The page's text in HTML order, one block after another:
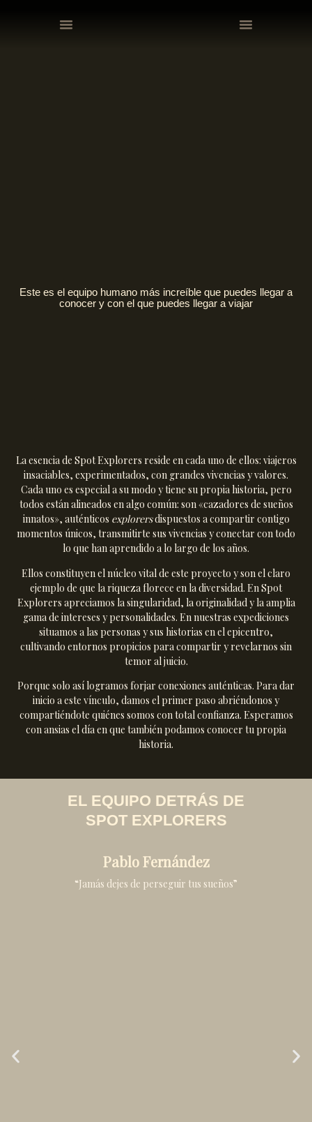
Este es el equipo humano más increíble que puedes llegar a
conocer y con el que puedes llegar a viajar
La esencia de Spot Explorers reside en cada uno de ellos: viajeros
insaciables, experimentados, con grandes vivencias y valores.
Cada uno es especial a su modo y tiene su propia historia, pero
todos están alineados en algo común: son «cazadores de sueños
innatos», auténticos explorersdispuestos a compartir contigo
momentos únicos, transmitirte sus vivencias y conectar con todo
lo que han aprendido a lo largo de los años.
Ellos constituyen el núcleo vital de este proyecto y son el claro
ejemplo de que la riqueza florece en la diversidad. En Spot
Explorers apreciamos la singularidad, la originalidad y la amplia
gama de intereses y personalidades. En nuestras expediciones
situamos a las personas y sus historias en el epicentro,
cultivando entornos propicios para compartir y revelarnos sin
temor al juicio.
Porque solo así logramos forjar conexiones auténticas. Para dar
inicio a este vínculo, damos el primer paso abriéndonos y
compartiéndote quiénes somos con total confianza. Esperamos
con ansias el día en que también podamos conocer tu propia
historia.
EL EQUIPO DETRÁS DE
SPOT EXPLORERS
Pablo Fernández
“Jamás dejes de perseguir tus sueños”